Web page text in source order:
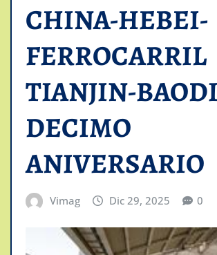
CHINA-HEBEI-
FERROCARRIL
TIANJIN-
DECIMO
ANIVERSARIO
Vimag Dic 29, 2025 0